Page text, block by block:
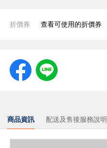
折價券 查看可使用的折價券
商品資訊 配送及售後服務說明